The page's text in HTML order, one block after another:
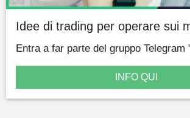
Idee di trading per operare sui
Entra a far parte del gruppo Telegram
INFO QUI